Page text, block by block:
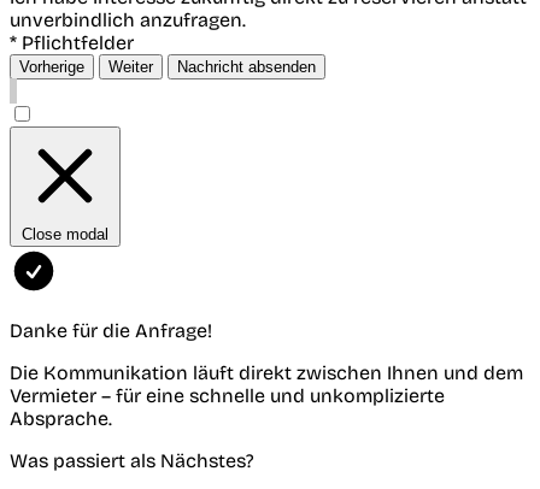
unverbindlich anzufragen.
* Pflichtfelder
Vorherige Weiter Nachricht absenden
Close modal
Danke für die Anfrage!
Die Kommunikation läuft direkt zwischen Ihnen und dem
Vermieter – für eine schnelle und unkomplizierte
Absprache.
Was passiert als Nächstes?